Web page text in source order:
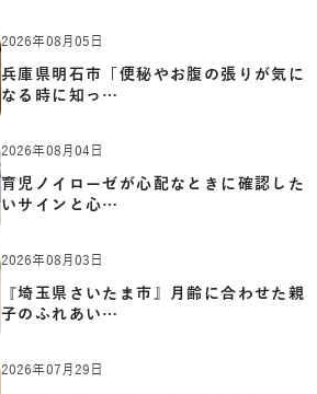
2026年08月05日
兵庫県明石市「便秘やお腹の張りが気に
なる時に知っ…
2026年08月04日
育児ノイローゼが心配なときに確認した
いサインと心…
2026年08月03日
『埼玉県さいたま市』月齢に合わせた親
子のふれあい…
2026年07月29日